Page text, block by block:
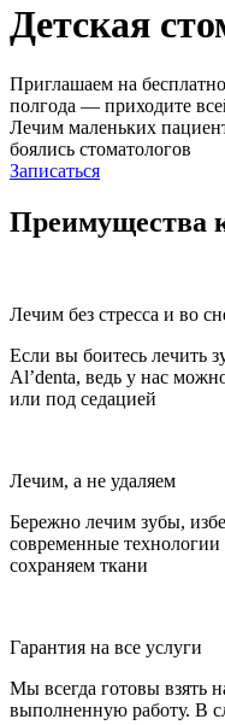
Детская
Приглашаем на
полгода — приходите
Лечим маленьких
боялись стоматологов
Записаться
Преимущества
Лечим без стресса и во
Если вы боитесь лечить
Al’denta, ведь у нас
или под седацией
Лечим, а не удаляем
Бережно лечим зубы,
современные
сохраняем ткани
Гарантия на все услуги
Мы всегда готовы взять
выполненную работу. В